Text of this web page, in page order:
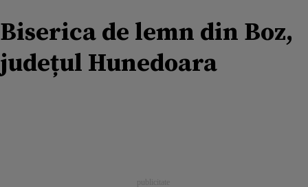
Biserica de lemn din Boz,
județul Hunedoara